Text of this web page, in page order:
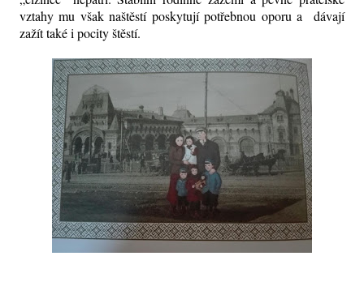
vztahy mu však naštěstí poskytují potřebnou oporu a dávají
zažít také i pocity štěstí.